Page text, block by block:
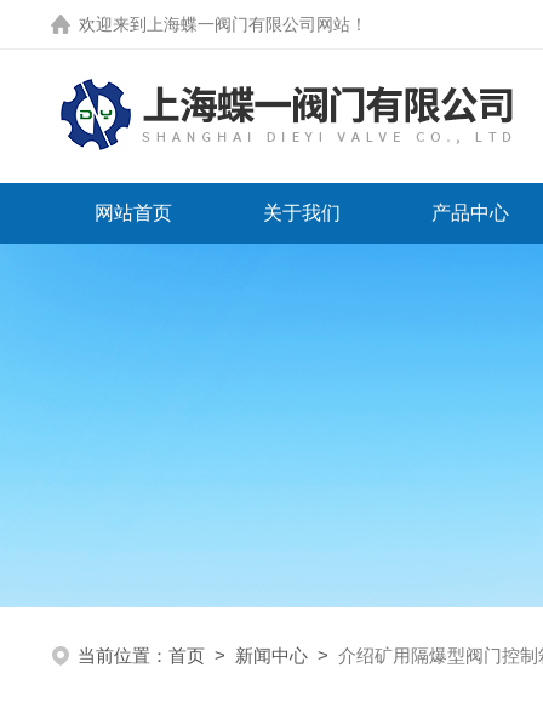
欢迎来到 上海蝶一阀门有限公司网站 ！
网站首页 关于我们 产品中心
当前位置： 首页 > 新闻中心 > 介绍矿用隔爆型阀门控